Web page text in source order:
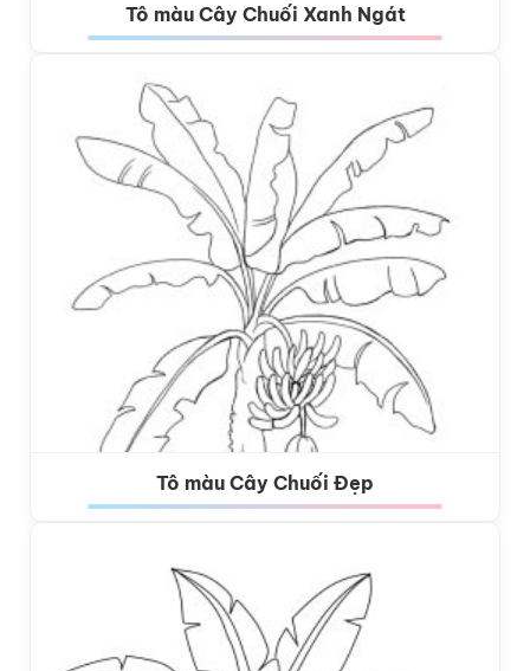
Tô màu Cây Chuối Xanh Ngát
Tô màu Cây Chuối Đẹp